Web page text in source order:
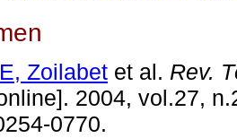
Zoilabet et al. Rev.
2004, vol.27,
0770.